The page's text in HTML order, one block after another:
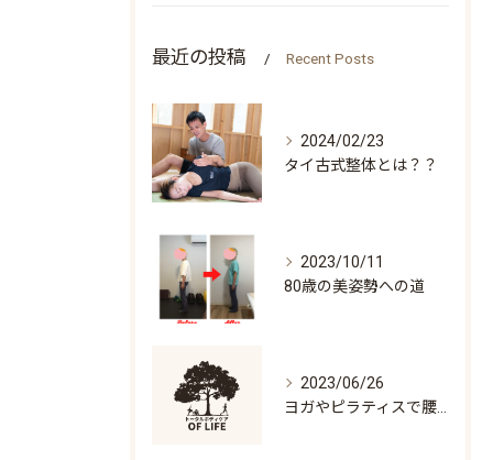
最近の投稿 Recent Posts
2024/02/23
タイ古式整体とは？？
2023/10/11
80歳の美姿勢への道
2023/06/26